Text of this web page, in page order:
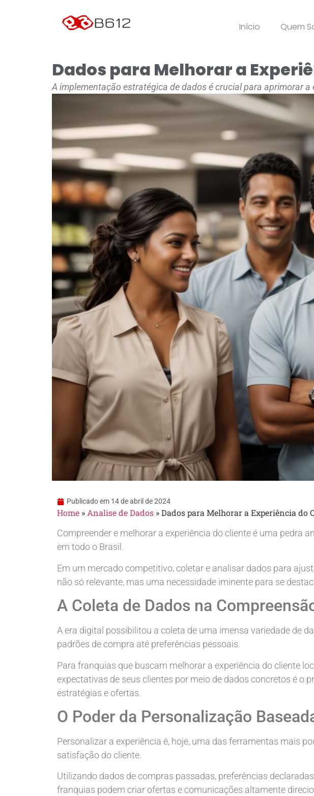
Início Quem
Dados para Melhorar a
A implementação estratégica de dados é crucial para aprimorar
Publicado em 14 de abril de 2024
Home » Analise de Dados »Dados para Melhorar a Experiência do
Compreender e melhorar a experiência do cliente é uma pedra
em todo o Brasil.
Em um mercado competitivo, coletar e analisar dados para
não só relevante, mas uma necessidade iminente para se
A Coleta de Dados na
A era digital possibilitou a coleta de uma imensa variedade de
padrões de compra até preferências pessoais.
Para franquias que buscam melhorar a experiência do cliente
expectativas de seus clientes por meio de dados concretos é o
estratégias e ofertas.
O Poder da Personalização
Personalizar a experiência é, hoje, uma das ferramentas mais
satisfação do cliente.
Utilizando dados de compras passadas, preferências
franquias podem criar ofertas e comunicações altamente